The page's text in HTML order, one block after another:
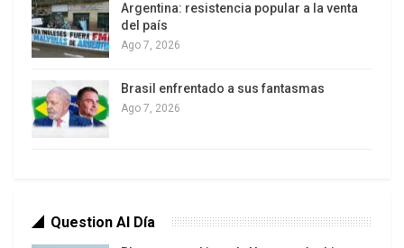
Argentina: resistencia popular a la venta
del país
Ago 7, 2026
Brasil enfrentado a sus fantasmas
Ago 7, 2026
Question Al Día